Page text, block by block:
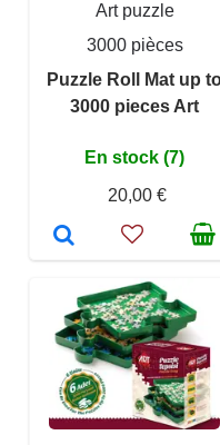
Art puzzle
3000 pièces
Puzzle Roll Mat up
3000 pieces Art
En stock (7)
20,00 €